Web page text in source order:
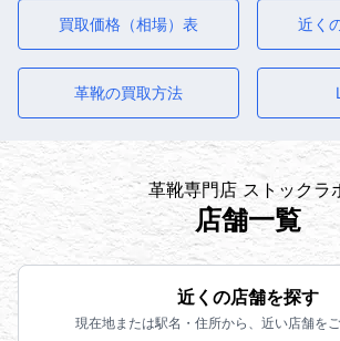
買取価格（相場）表 近く
革靴の買取方法
革靴専門店 ストックラ
店舗一覧
近くの店舗を探す
現在地または駅名・住所から、近い店舗をご